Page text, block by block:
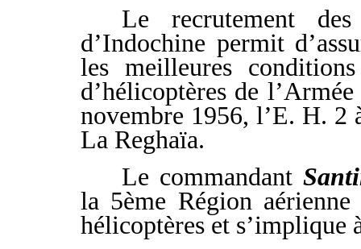
Le recrutement
d’Indochine permit
les meilleures
d’hélicoptères de
novembre 1956, l’E. H. 2
La Reghaïa.
Le commandant
la 5ème Région
hélicoptères et s’implique